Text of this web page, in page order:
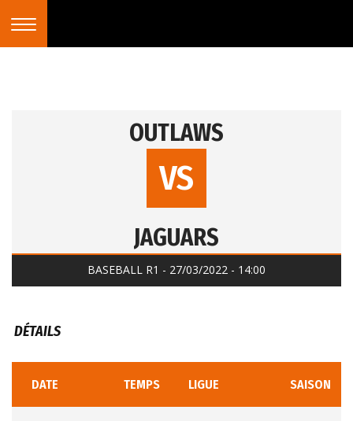
OUTLAWS
VS
JAGUARS
BASEBALL R1 - 27/03/2022 - 14:00
DÉTAILS
DATE TEMPS LIGUE SAISON